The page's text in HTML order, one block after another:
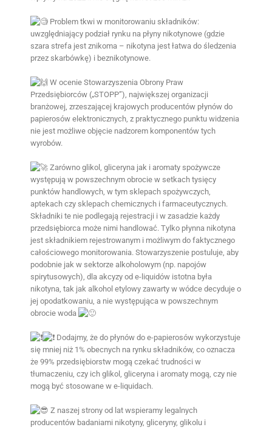
Problem tkwi w monitorowaniu składników:
uwzględniający podział rynku na płyny nikotynowe (gdzie
szara strefa jest znikoma – nikotyna jest łatwa do śledzenia
przez skarbówkę) i beznikotynowe.
W ocenie Stowarzyszenia Obrony Praw
Przedsiębiorców („STOPP”), największej organizacji
branżowej, zrzeszającej krajowych producentów płynów do
papierosów elektronicznych, z praktycznego punktu widzenia
nie jest możliwe objęcie nadzorem komponentów tych
wyrobów.
Zarówno glikol, gliceryna jak i aromaty spożywcze
występują w powszechnym obrocie w setkach tysięcy
punktów handlowych, w tym sklepach spożywczych,
aptekach czy sklepach chemicznych i farmaceutycznych.
Składniki te nie podlegają rejestracji i w zasadzie każdy
przedsiębiorca może nimi handlować. Tylko płynna nikotyna
jest składnikiem rejestrowanym i możliwym do faktycznego
całościowego monitorowania. Stowarzyszenie postuluje, aby
podobnie jak w sektorze alkoholowym (np. napojów
spirytusowych), dla akcyzy od e-liquidów istotna była
nikotyna, tak jak alkohol etylowy zawarty w wódce decyduje o
jej opodatkowaniu, a nie występująca w powszechnym
obrocie woda
Dodajmy, że do płynów do e-papierosów wykorzystuje
się mniej niż 1% obecnych na rynku składników, co oznacza
że 99% przedsiębiorstw mogą czekać trudności w
tłumaczeniu, czy ich glikol, gliceryna i aromaty mogą, czy nie
mogą być stosowane w e-liquidach.
Z naszej strony od lat wspieramy legalnych
producentów badaniami nikotyny, gliceryny, glikolu i